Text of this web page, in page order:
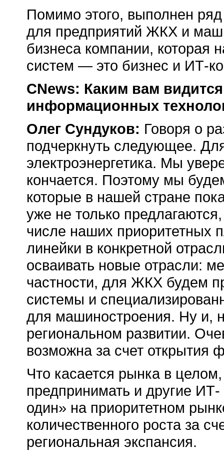
Помимо этого, выполнен
для предприятий ЖКХ и
бизнеса компании, которая
систем — это бизнес и ИТ-
CNews: Каким вам
информационных
Олег Сундуков: Говоря о
подчеркнуть следующее.
электроэнергетика. Мы
кончается. Поэтому мы
которые в нашей стране
уже не только
числе наших приоритетных
линейки в конкретной
осваивать новые отрасли:
частности, для ЖКХ будем
системы и
для машиностроения. Ну и,
региональном развитии.
возможна за счет открытия
Что касается рынка в
предпринимать и другие
один» на приоритетном
количественного роста за
региональная экспансия.